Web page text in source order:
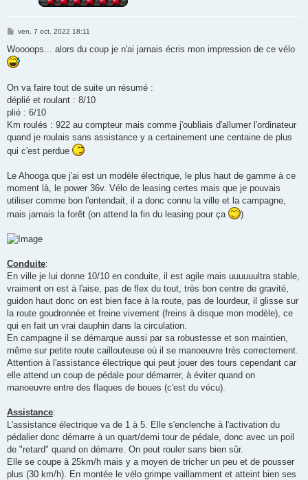
M
s
s
a
ven. 7 oct. 2022 18:11
Woooops... alors du coup je n'ai jamais écris mon impression de ce vélo
On va faire tout de suite un résumé :
déplié et roulant : 8/10
plié : 6/10
Km roulés : 922 au compteur mais comme j'oubliais d'allumer l'ordinateur
quand je roulais sans assistance y a certainement une centaine de plus
qui c'est perdue
Le Ahooga que j'ai est un modèle électrique, le plus haut de gamme à ce
moment là, le power 36v. Vélo de leasing certes mais que je pouvais
utiliser comme bon l'entendait, il a donc connu la ville et la campagne,
mais jamais la forêt (on attend la fin du leasing pour ça
)
Conduite:
En ville je lui donne 10/10 en conduite, il est agile mais uuuuuultra stable,
vraiment on est à l'aise, pas de flex du tout, très bon centre de gravité,
guidon haut donc on est bien face à la route, pas de lourdeur, il glisse sur
la route goudronnée et freine vivement (freins à disque mon modèle), ce
qui en fait un vrai dauphin dans la circulation.
En campagne il se démarque aussi par sa robustesse et son maintien,
même sur petite route caillouteuse où il se manoeuvre très correctement.
Attention à l'assistance électrique qui peut jouer des tours cependant car
elle attend un coup de pédale pour démarrer, à éviter quand on
manoeuvre entre des flaques de boues (c'est du vécu).
Assistance:
L'assistance électrique va de 1 à 5. Elle s'enclenche à l'activation du
pédalier donc démarre à un quart/demi tour de pédale, donc avec un poil
de "retard" quand on démarre. On peut rouler sans bien sûr.
Elle se coupe à 25km/h mais y a moyen de tricher un peu et de pousser
plus (30 km/h). En montée le vélo grimpe vaillamment et atteint bien ses